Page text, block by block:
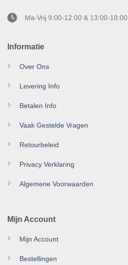
Informatie
Over Ons
Levering Info
Betalen Info
Vaak Gestelde Vragen
Retourbeleid
Privacy Verklaring
Algemene Voorwaarden
Mijn Account
Mijn Account
Bestellingen
Ma-Vrij 9:00-12:00 & 13:00-18:00